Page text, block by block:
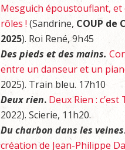
Mesguich époustouflant, et
rôles ! (Sandrine, COUP de
2025). Roi René, 9h45
Des pieds et des mains.
entre un danseur et un
2025). Train bleu. 17h10
Deux rien. Deux Rien : c’est
2022). Scierie, 11h20.
Du charbon dans les veines.
création de Jean-Philippe